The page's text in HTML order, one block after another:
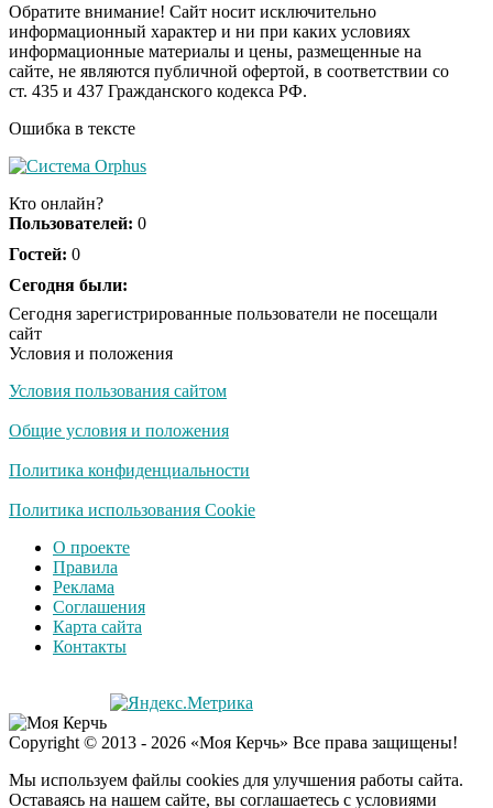
i
Ролик длится пару
секунд, но вы будете в
шоке от увиденного
Ролик из Омска: вы
Ржу не переставая, это
не раз
Скрытая камера на
люди вытворяют, когда
Ролик длится
смеяться вы будете
Королева вагона
отожгла! Видео не
оставит равнодушным
Петербурге мальчика
ждут проверки
Обратите внимание! Сайт носит исключительно
информационный характер и ни при каких условиях
информационные материалы и цены, размещенные на
сайте, не являются публичной офертой, в соответствии со
ст. 435 и 437 Гражданского кодекса РФ.
Ошибка в тексте
Кто онлайн?
Пользователей: 0
Гостей: 0
Сегодня были:
Сегодня зарегистрированные пользователи не посещали
сайт
Условия и положения
Условия пользования сайтом
Общие условия и положения
Политика конфиденциальности
Политика использования Cookie
О проекте
Правила
Реклама
Соглашения
Карта сайта
Контакты
Copyright © 2013 - 2026 «Моя Керчь» Все права защищены!
Мы используем файлы cookies для улучшения работы сайта.
Оставаясь на нашем сайте, вы соглашаетесь с условиями